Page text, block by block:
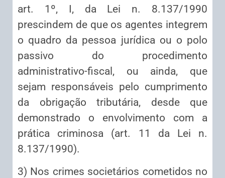
art. 1º, I, da Lei n. 8.137/1990
prescindem de que os agentes integrem
o quadro da pessoa jurídica ou o polo
passivo do procedimento
administrativo-fiscal, ou ainda, que
sejam responsáveis pelo cumprimento
da obrigação tributária, desde que
demonstrado o envolvimento com a
prática criminosa (art. 11 da Lei n.
8.137/1990).
3) Nos crimes societários cometidos no